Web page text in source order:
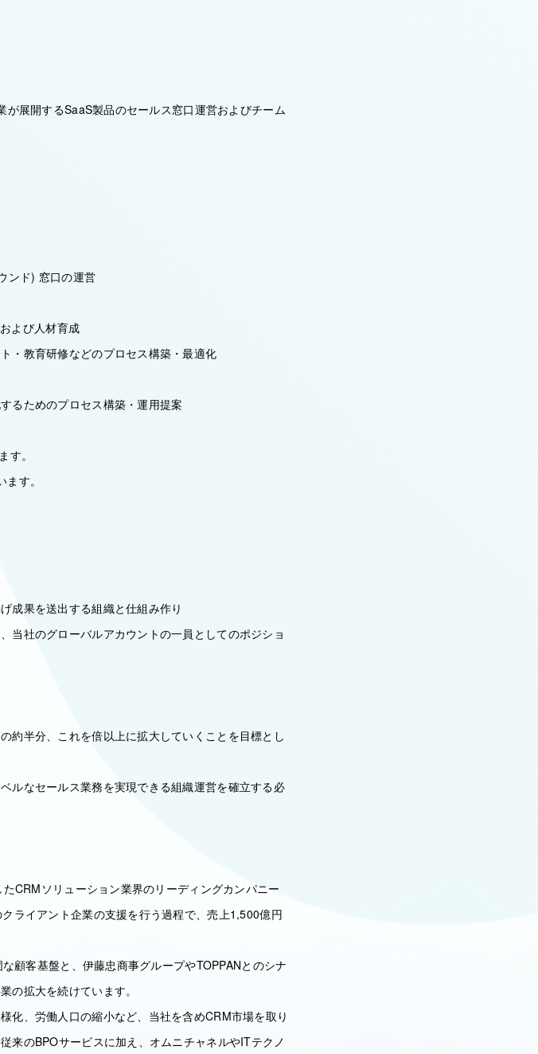
展開するSaaS製品のセールス窓口運営およびチーム
ンド) 窓口の運営
よび人材育成
・教育研修などのプロセス構築・最適化
るためのプロセス構築・運用提案
す。
す。
成果を送出する組織と仕組み作り
当社のグローバルアカウントの一員としてのポジショ
約半分、これを倍以上に拡大していくことを目標とし
ルなセールス業務を実現できる組織運営を確立する必
CRMソリューション業界のリーディングカンパニー
ライアント企業の支援を行う過程で、売上1,500億円
顧客基盤と、伊藤忠商事グループやTOPPANとのシナ
の拡大を続けています。
化、労働人口の縮小など、当社を含めCRM市場を取り
来のBPOサービスに加え、オムニチャネルやITテクノ